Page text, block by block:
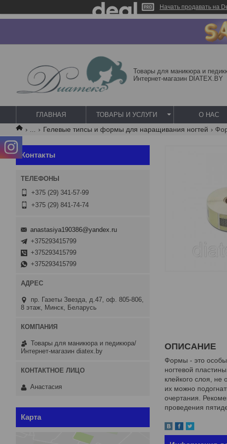
Начать продавать на
Товары для маникюра и
Интернет-магазин DIATEX.BY
ГЛАВНАЯ ТОВАРЫ И УСЛУГИ О НАС
Гелевые типсы и формы для наращивания ногтей
ОПИСАНИЕ
Формы - это
ногтевой
клейкого слоя,
их можно
очертания.
проведения
Контакты
+375 (29) 341-57-99
+375 (29) 841-74-74
anastasiya190386@yandex.ru
+375293415799
+375293415799
+375293415799
пр. Газеты Звезда, д.47, оф. 805-806,
8 этаж, Минск, Беларусь
Товары для маникюра и педикюра/
Интернет-магазин diatex.by
Анастасия
Карта